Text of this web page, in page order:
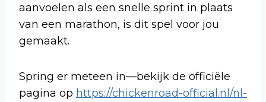
aanvoelen als een snelle sprint in plaats
van een marathon, is dit spel voor jou
gemaakt.
Spring er meteen in—bekijk de officiële
pagina op https://chickenroad-official.nl/nl-